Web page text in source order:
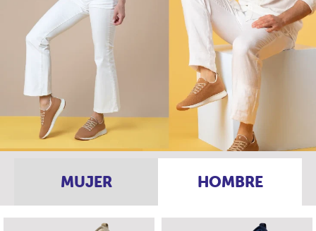
MUJER HOMBRE